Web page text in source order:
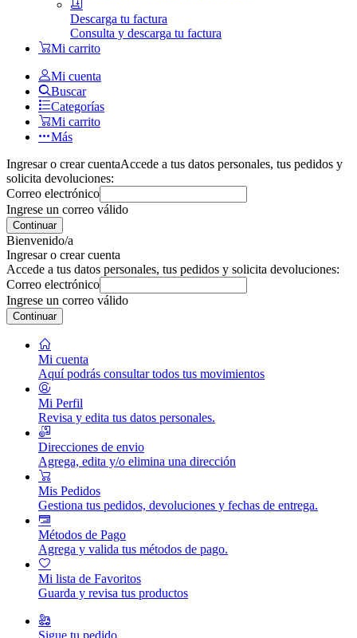
Descarga tu factura
Consulta y descarga tu factura
Mi carrito
Mi cuenta
Buscar
Categorías
Mi carrito
Más
Ingresar o crear cuentaAccede a tus datos personales, tus pedidos y
solicita devoluciones:
Correo electrónico
Ingrese un correo válido
Continuar
Bienvenido/a
Ingresar o crear cuenta
Accede a tus datos personales, tus pedidos y solicita devoluciones:
Correo electrónico
Ingrese un correo válido
Continuar
Mi cuenta
Aquí podrás consultar todos tus movimientos
Mi Perfil
Revisa y edita tus datos personales.
Direcciones de envio
Agrega, edita y/o elimina una dirección
Mis Pedidos
Gestiona tus pedidos, devoluciones y fechas de entrega.
Métodos de Pago
Agrega y valida tus métodos de pago.
Mi lista de Favoritos
Guarda y revisa tus productos
Sigue tu pedido